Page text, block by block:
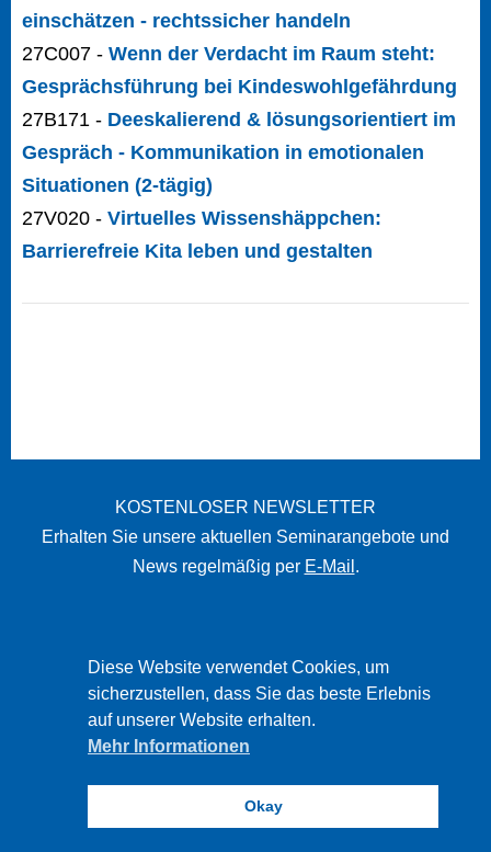
einschätzen - rechtssicher handeln
27C007 - Wenn der Verdacht im Raum steht:
Gesprächsführung bei Kindeswohlgefährdung
27B171 - Deeskalierend & lösungsorientiert im
Gespräch - Kommunikation in emotionalen
Situationen (2-tägig)
27V020 - Virtuelles Wissenshäppchen:
Barrierefreie Kita leben und gestalten
KOSTENLOSER NEWSLETTER
Erhalten Sie unsere aktuellen Seminarangebote und
News regelmäßig per E-Mail .
IMPRESSUM
DATENSCHUTZ
Diese Website verwendet Cookies, um
sicherzustellen, dass Sie das beste Erlebnis
auf unserer Website erhalten.
Mehr Informationen
Okay